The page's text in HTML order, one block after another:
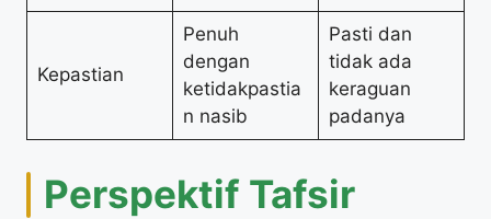
Kepastian
Penuh
dengan
ketidakpastia
n nasib
Pasti dan
tidak ada
keraguan
padanya
Perspektif Tafsir